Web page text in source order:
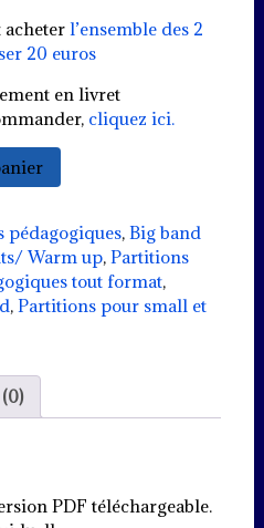
acheterl’ensemble des 2
20 euros
en livret
cliquez ici.
pédagogiques, Big band
Warm up, Partitions
tout format,
, Partitions pour small et
PDF téléchargeable.